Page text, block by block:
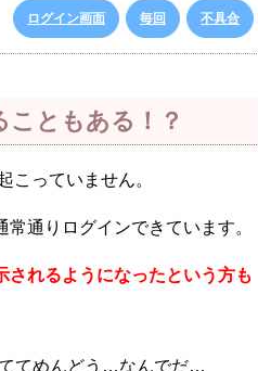
ログイン画面 毎回 不具合
ともある！？
こっていません。
通りログインできています。
されるようになったという方も
てめんどう…なんでだ…